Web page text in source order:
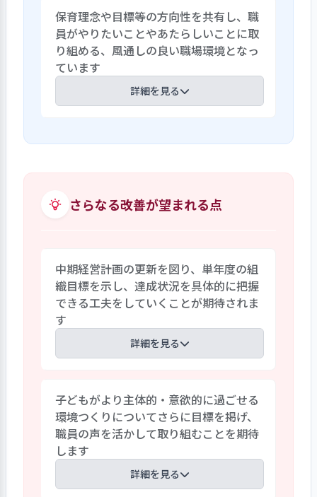
などがあり、その国の話をしたり音楽を流
し、写真などで紹介して、異国の文化に興
味を持てるようにしています。給食の献立
では行事食のほか郷土料理や世界の料
理・年度末には年長児のリクエストメニ
ューも取り入れています。このようにさま
ざまな行事や給食を提供し、子どもたち
しい雰囲気作りを心がけています。園児も
少人数であり、家庭的できめ細かい保育を
通して、子ども一人ひとりの個性を伸ばし
ていくことを特徴としています。保護者の
就労状況や子育ての考え方等個人面談、
日々の会話や連絡帳などから把握してい
ン等を無償で提供する等、働く保護者の
ひとりと密なコミュニケーションをとり、
化でも共有し子どもの発達、成長を喜び
保育理念や目標等の方向性を共有し、職
員がやりたいことやあたらしいことに取
り組める、風通しの良い職場環境となっ
ています
詳細を見る
とりが子どもの心に寄り添い、丁寧な対
トによる事務時間の確保、残業時間の削
係が良く、やりたいことや新しいことに
挑戦しやすい環境となっています。職員自
己評価でも、「人間関係が良好」、「相
談しやすい環境」等の声が聞かれ、風通
しが良く働きやすい職場環境となっている
ことがうかがわれます。
さらなる改善が望まれる点
中期経営計画の更新を図り、単年度の組
織目標を示し、達成状況を具体的に把握
できる工夫をしていくことが期待されま
す
詳細を見る
した長期計画が策定されており、理念・ビ
ジョンに向けた方向性が明確化されてい
ます。。また、前年度の評価・反省、利用
者意向等を踏まえた事業計画が作成され
ています。一方で、中期経営計画は、
2024年度までのものとなっており、これ
子どもがより主体的・意欲的に過ごせる
環境つくりについてさらに目標を掲げ、
職員の声を活かして取り組むことを期待
します
詳細を見る